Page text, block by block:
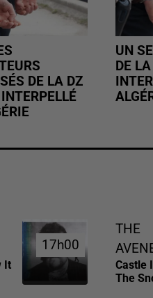
DE LA DZ
UN
DE
It
17h00
17h00
THE
Castle
The